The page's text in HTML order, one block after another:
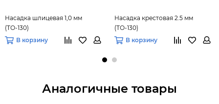
Насадка шлицевая 1,0 мм
(ТО-130)
В корзину
Насадка крестовая 2.5 мм
(ТО-130)
В корзину
Аналогичные товары